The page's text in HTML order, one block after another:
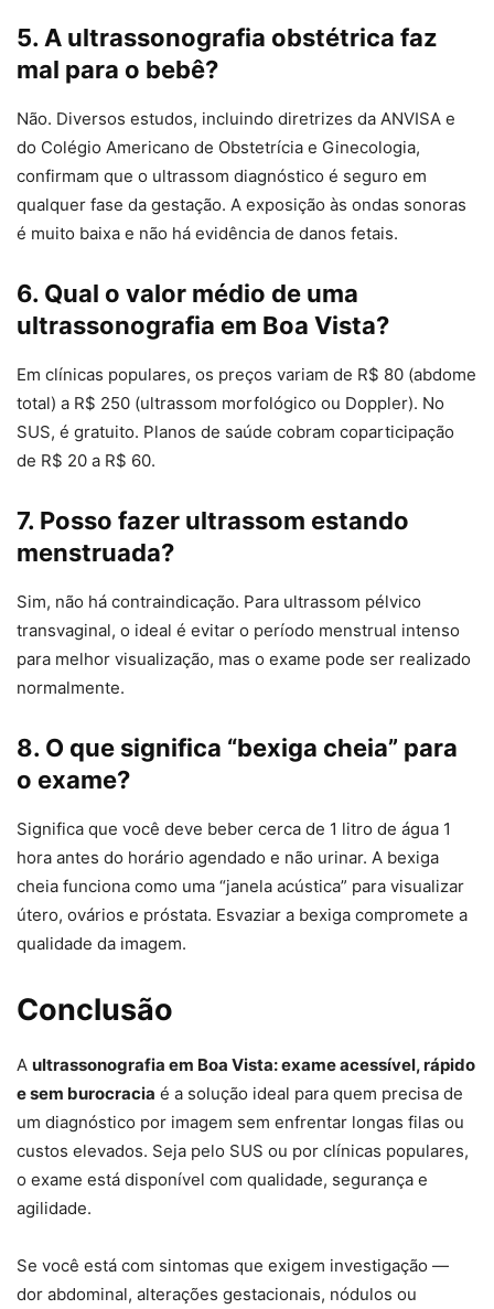
5. A ultrassonografia obstétrica faz
mal para o bebê?
Não. Diversos estudos, incluindo diretrizes da ANVISA e
do Colégio Americano de Obstetrícia e Ginecologia,
confirmam que o ultrassom diagnóstico é seguro em
qualquer fase da gestação. A exposição às ondas sonoras
é muito baixa e não há evidência de danos fetais.
6. Qual o valor médio de uma
ultrassonografia em Boa Vista?
Em clínicas populares, os preços variam de R$ 80 (abdome
total) a R$ 250 (ultrassom morfológico ou Doppler). No
SUS, é gratuito. Planos de saúde cobram coparticipação
de R$ 20 a R$ 60.
7. Posso fazer ultrassom estando
menstruada?
Sim, não há contraindicação. Para ultrassom pélvico
transvaginal, o ideal é evitar o período menstrual intenso
para melhor visualização, mas o exame pode ser realizado
normalmente.
8. O que significa “bexiga cheia” para
o exame?
Significa que você deve beber cerca de 1 litro de água 1
hora antes do horário agendado e não urinar. A bexiga
cheia funciona como uma “janela acústica” para visualizar
útero, ovários e próstata. Esvaziar a bexiga compromete a
qualidade da imagem.
Conclusão
A ultrassonografia em Boa Vista: exame acessível, rápido
e sem burocracia é a solução ideal para quem precisa de
um diagnóstico por imagem sem enfrentar longas filas ou
custos elevados. Seja pelo SUS ou por clínicas populares,
o exame está disponível com qualidade, segurança e
agilidade.
Se você está com sintomas que exigem investigação —
dor abdominal, alterações gestacionais, nódulos ou